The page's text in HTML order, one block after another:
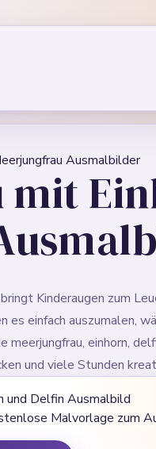
Ausmalbilder
mit
Kinderaugen zum
es einfach auszumalen,
einhorn,
und viele Stunden
Malvorlage zum